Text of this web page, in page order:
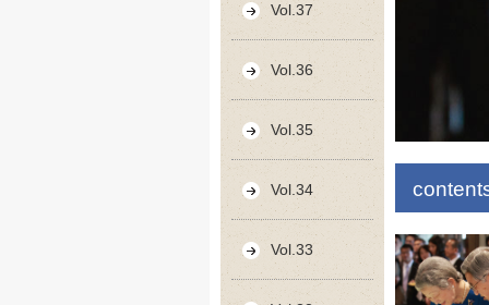
Vol.37
Vol.36
Vol.35
Vol.34
Vol.33